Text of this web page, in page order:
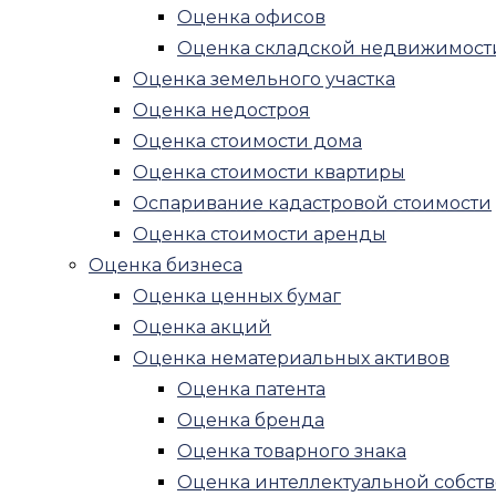
Оценка офисов
Оценка складской
Оценка земельного участка
Оценка недостроя
Оценка стоимости дома
Оценка стоимости квартиры
Оспаривание кадастровой стоимости
Оценка стоимости аренды
Оценка бизнеса
Оценка ценных бумаг
Оценка акций
Оценка нематериальных активов
Оценка патента
Оценка бренда
Оценка товарного знака
Оценка интеллектуальной
Оценка убытков и упущенной выгоды
Другие виды оценок
Рецензия на оценку
Оценка для нотариуса
Оценка имущества при разводе
Судебная оценка
Оценка антиквариата
Юридические услуги
Экспертиза
Строительная экспертиза
Экспертиза качества строительства
Строительная экспертиза
Судебная строительная экспертиза
Рецензия строительной экспертизы
Рецензия на заключение
Строительная экспертиза квартиры